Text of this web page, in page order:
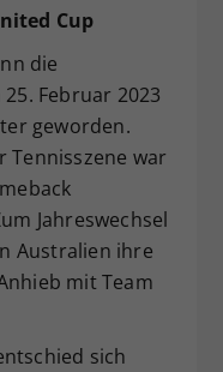
Cup
die
Februar 2023
geworden.
Tennisszene war
Jahreswechsel
Australien ihre
mit Team
sich